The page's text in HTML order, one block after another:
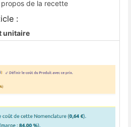
de la recette
:
unitaire